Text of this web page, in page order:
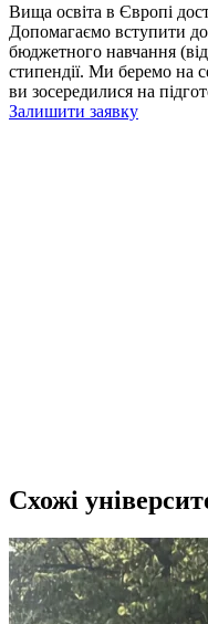
Вища освіта в Європі
Допомагаємо вступити
бюджетного навчання
стипендії. Ми беремо на
ви зосередилися на
Залишити заявку
Схожі